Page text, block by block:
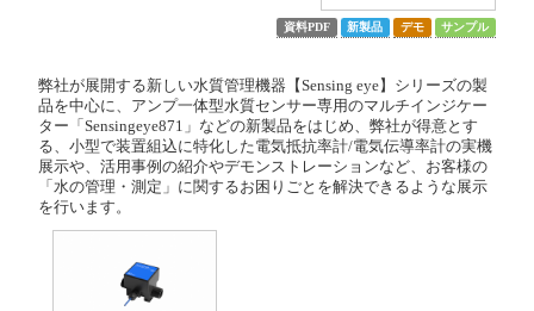
資料PDF 新製品 デモ サンプル
弊社が展開する新しい水質管理機器【Sensing eye】シリーズの製
品を中心に、アンプ一体型水質センサー専用のマルチインジケー
ター「Sensingeye871」などの新製品をはじめ、弊社が得意とす
る、小型で装置組込に特化した電気抵抗率計/電気伝導率計の実機
展示や、活用事例の紹介やデモンストレーションなど、お客様の
「水の管理・測定」に関するお困りごとを解決できるような展示
を行います。